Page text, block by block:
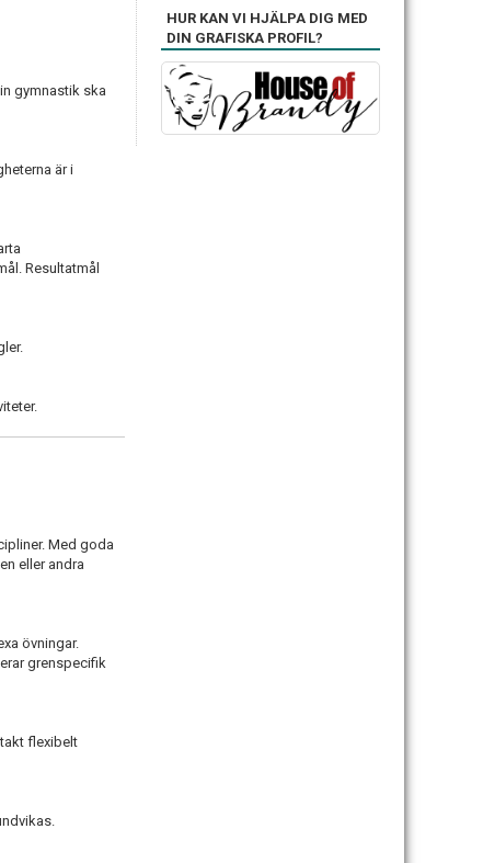
gymnastik ska
är i
Resultatmål
Med goda
eller andra
övningar.
grenspecifik
flexibelt
HUR KAN VI HJÄLPA DIG MED
DIN GRAFISKA PROFIL?